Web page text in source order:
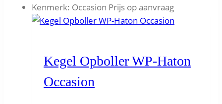
Kenmerk: Occasion Prijs op aanvraag
Kegel Opboller WP-Haton
Occasion